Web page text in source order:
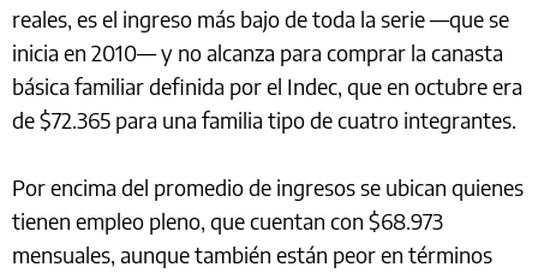
reales, es el ingreso más bajo de toda la serie —que se
inicia en 2010— y no alcanza para comprar la canasta
básica familiar definida por el Indec, que en octubre era
de $72.365 para una familia tipo de cuatro integrantes.
Por encima del promedio de ingresos se ubican quienes
tienen empleo pleno, que cuentan con $68.973
mensuales, aunque también están peor en términos